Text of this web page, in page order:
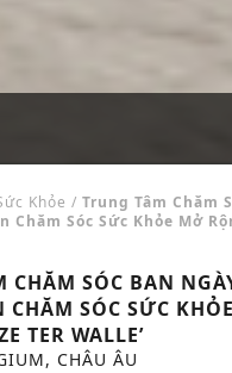
Khỏe / Trung Tâm Chăm
Chăm Sóc Sức Khỏe Mở
CHĂM SÓC BAN
CHĂM SÓC SỨC
TER WALLE’
CHÂU ÂU